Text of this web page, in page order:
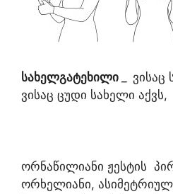
სახელგატეხილი
ვისაც
ვისაც ცუდი სახელი
ორნაწილიანი ჟესტის
ორხელიანი,